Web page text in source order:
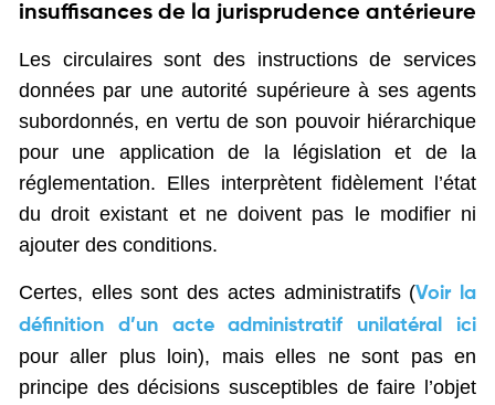
insuffisances de la jurisprudence antérieure
Les circulaires sont des instructions de services
données par une autorité supérieure à ses agents
subordonnés, en vertu de son pouvoir hiérarchique
pour une application de la législation et de la
réglementation. Elles interprètent fidèlement l’état
du droit existant et ne doivent pas le modifier ni
ajouter des conditions.
Certes, elles sont des actes administratifs (Voir la
définition d’un acte administratif unilatéral ici
pour aller plus loin), mais elles ne sont pas en
principe des décisions susceptibles de faire l’objet